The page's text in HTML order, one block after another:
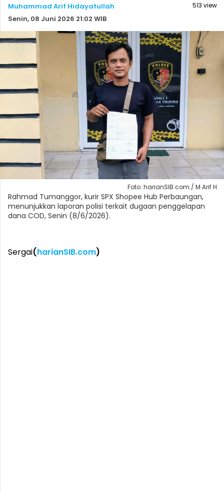
Muhammad Arif Hidayatullah
Senin, 08 Juni 2026 21:02 WIB
513 view
Foto: harianSIB.com / M Arif H
Rahmad Tumanggor, kurir SPX Shopee Hub Perbaungan,
menunjukkan laporan polisi terkait dugaan penggelapan
dana COD, Senin (8/6/2026).
Sergai(harianSIB.com)